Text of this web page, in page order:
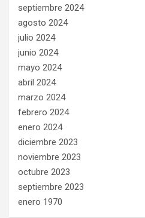
septiembre 2024
agosto 2024
julio 2024
junio 2024
mayo 2024
abril 2024
marzo 2024
febrero 2024
enero 2024
diciembre 2023
noviembre 2023
octubre 2023
septiembre 2023
enero 1970